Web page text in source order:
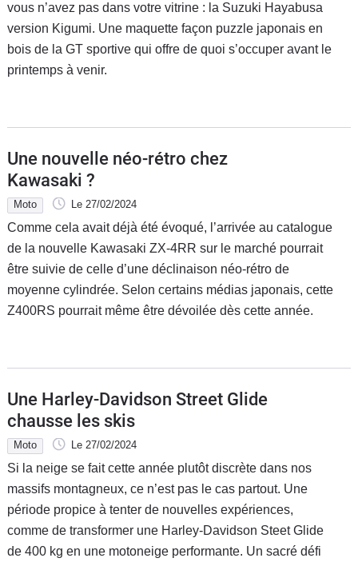
vous n’avez pas dans votre vitrine : la Suzuki Hayabusa
version Kigumi. Une maquette façon puzzle japonais en
bois de la GT sportive qui offre de quoi s’occuper avant le
printemps à venir.
Une nouvelle néo-rétro chez
Kawasaki ?
Moto Le 27/02/2024
Comme cela avait déjà été évoqué, l’arrivée au catalogue
de la nouvelle Kawasaki ZX-4RR sur le marché pourrait
être suivie de celle d’une déclinaison néo-rétro de
moyenne cylindrée. Selon certains médias japonais, cette
Z400RS pourrait même être dévoilée dès cette année.
Une Harley-Davidson Street Glide
chausse les skis
Moto Le 27/02/2024
Si la neige se fait cette année plutôt discrète dans nos
massifs montagneux, ce n’est pas le cas partout. Une
période propice à tenter de nouvelles expériences,
comme de transformer une Harley-Davidson Steet Glide
de 400 kg en une motoneige performante. Un sacré défi